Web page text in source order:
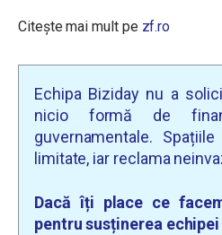
Citește mai mult pe zf.ro
Echipa Biziday nu a
nicio formă de
guvernamentale.
limitate, iar reclama
Dacă îți place ce
pentru susținerea